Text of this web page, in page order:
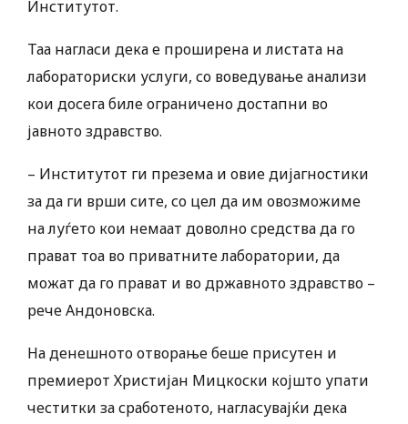
Институтот.
Таа нагласи дека е проширена и листата на
лабораториски услуги, со воведување анализи
кои досега биле ограничено достапни во
јавното здравство.
– Институтот ги презема и овие дијагностики
за да ги врши сите, со цел да им овозможиме
на луѓето кои немаат доволно средства да го
прават тоа во приватните лаборатории, да
можат да го прават и во државното здравство –
рече Андоновска.
На денешното отворање беше присутен и
премиерот Христијан Мицкоски којшто упати
честитки за сработеното, нагласувајќи дека